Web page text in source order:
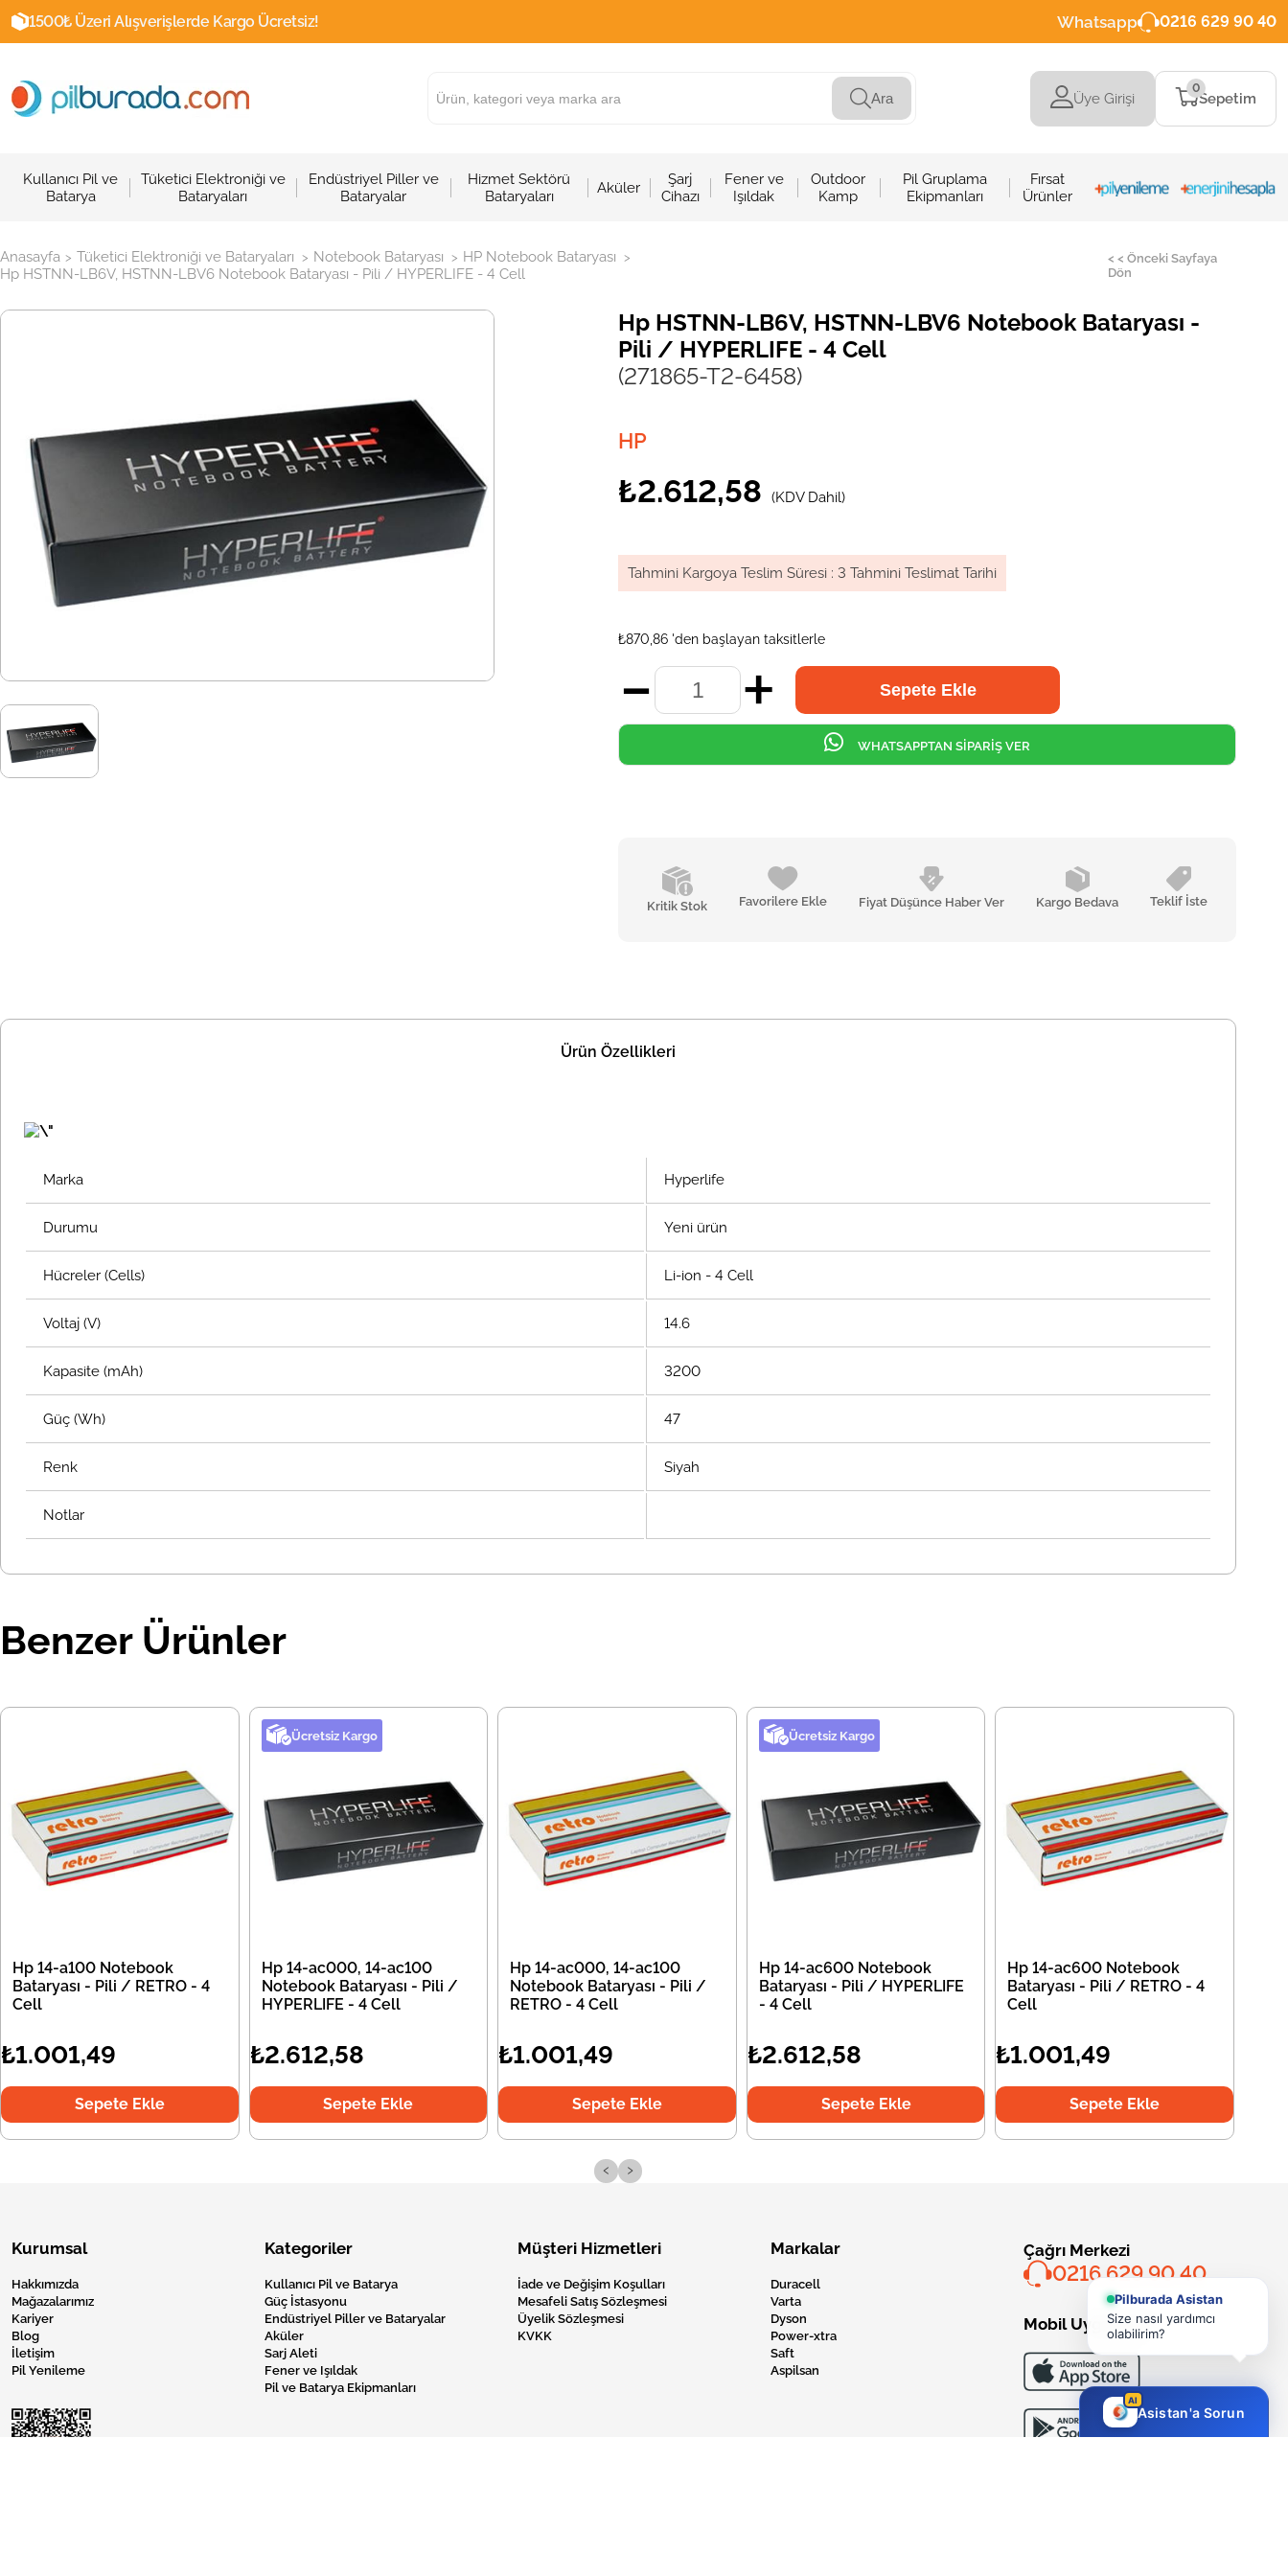
1500₺ Üzeri Alışverişlerde Kargo Ücretsiz! Whatsapp 0216 629 90 40
Ara Üye Girişi Sepetim
0
Kullanıcı Pil ve
Batarya
Tüketici Elektroniği ve
Bataryaları
Endüstriyel Piller ve
Bataryalar
Hizmet Sektörü
Bataryaları
Aküler
Şarj
Cihazı
Fener ve
Işıldak
Outdoor
Kamp
Pil Gruplama
Ekipmanları
Fırsat
Ürünler
Anasayfa > Tüketici Elektroniği ve Bataryaları > Notebook Bataryası > HP Notebook Bataryası >
Hp HSTNN-LB6V, HSTNN-LBV6 Notebook Bataryası - Pili / HYPERLIFE - 4 Cell
< < Önceki Sayfaya
Dön
Hp HSTNN-LB6V, HSTNN-LBV6 Notebook Bataryası -
Pili / HYPERLIFE - 4 Cell
(271865-T2-6458)
HP
₺2.612,58 (KDV Dahil)
Tahmini Kargoya Teslim Süresi : 3 Tahmini Teslimat Tarihi
₺870,86 'den başlayan taksitlerle
Kritik Stok Favorilere Ekle Fiyat Düşünce Haber Ver Kargo Bedava Teklif İste
WHATSAPPTAN SİPARİŞ VER
Ürün Özellikleri
Marka Hyperlife
Durumu Yeni ürün
Hücreler (Cells) Li-ion - 4 Cell
Voltaj (V) 14.6
Kapasite (mAh) 3200
Güç (Wh) 47
Renk Siyah
Notlar
Benzer Ürünler
Hp 14-a100 Notebook
Bataryası - Pili / RETRO - 4
Cell
₺1.001,49
Sepete Ekle
Ücretsiz Kargo
Hp 14-ac000, 14-ac100
Notebook Bataryası - Pili /
HYPERLIFE - 4 Cell
₺2.612,58
Sepete Ekle
Hp 14-ac000, 14-ac100
Notebook Bataryası - Pili /
RETRO - 4 Cell
₺1.001,49
Sepete Ekle
Ücretsiz Kargo
Hp 14-ac600 Notebook
Bataryası - Pili / HYPERLIFE
- 4 Cell
₺2.612,58
Sepete Ekle
Hp 14-ac600 Notebook
Bataryası - Pili / RETRO - 4
Cell
₺1.001,49
Sepete Ekle
‹ ›
Kurumsal
Hakkımızda
Mağazalarımız
Kariyer
Blog
İletişim
Pil Yenileme
Kategoriler
Kullanıcı Pil ve Batarya
Güç İstasyonu
Endüstriyel Piller ve Bataryalar
Aküler
Sarj Aleti
Fener ve Işıldak
Pil ve Batarya Ekipmanları
Müşteri Hizmetleri
İade ve Değişim Koşulları
Mesafeli Satış Sözleşmesi
Üyelik Sözleşmesi
KVKK
Markalar
Duracell
Varta
Dyson
Power-xtra
Saft
Aspilsan
Çağrı Merkezi
0216 629 90 40
Mobil Uygulama
Pilburada Asistan
Size nasıl yardımcı
olabilirim?
AI
Asistan'a Sorun